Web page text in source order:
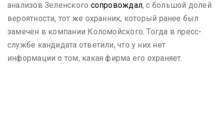
анализов Зеленского сопровождал, с большой долей
вероятности, тот же охранник, который ранее был
замечен в компании Коломойского. Тогда в пресс-
службе кандидата ответили, что у них нет
информации о том, какая фирма его охраняет.